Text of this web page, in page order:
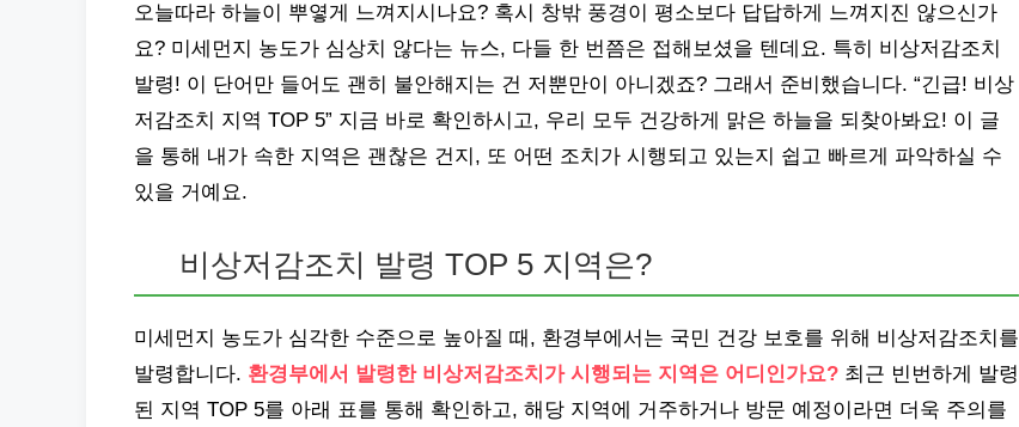
오늘따라 하늘이 뿌옇게 느껴지시나요? 혹시 창밖 풍경이 평소보다 답답하게 느껴지진 않으신가
요? 미세먼지 농도가 심상치 않다는 뉴스, 다들 한 번쯤은 접해보셨을 텐데요. 특히 비상저감조치
발령! 이 단어만 들어도 괜히 불안해지는 건 저뿐만이 아니겠죠? 그래서 준비했습니다. “긴급! 비상
저감조치 지역 TOP 5” 지금 바로 확인하시고, 우리 모두 건강하게 맑은 하늘을 되찾아봐요! 이 글
을 통해 내가 속한 지역은 괜찮은 건지, 또 어떤 조치가 시행되고 있는지 쉽고 빠르게 파악하실 수
있을 거예요.
비상저감조치 발령 TOP 5 지역은?
미세먼지 농도가 심각한 수준으로 높아질 때, 환경부에서는 국민 건강 보호를 위해 비상저감조치를
발령합니다. 환경부에서 발령한 비상저감조치가 시행되는 지역은 어디인가요? 최근 빈번하게 발령
된 지역 TOP 5를 아래 표를 통해 확인하고, 해당 지역에 거주하거나 방문 예정이라면 더욱 주의를